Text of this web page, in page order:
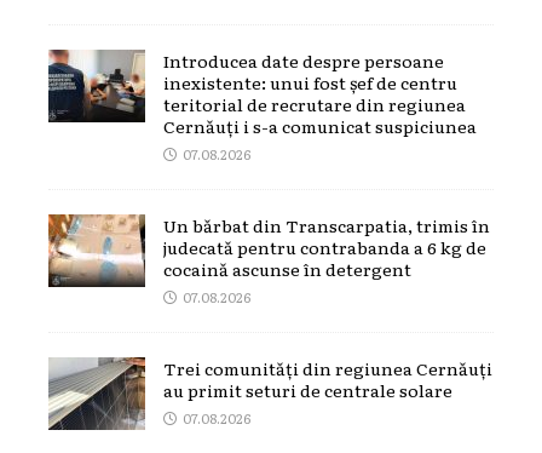
Introducea date despre persoane
inexistente: unui fost șef de centru
teritorial de recrutare din regiunea
Cernăuți i s-a comunicat suspiciunea
07.08.2026
Un bărbat din Transcarpatia, trimis în
judecată pentru contrabanda a 6 kg de
cocaină ascunse în detergent
07.08.2026
Trei comunități din regiunea Cernăuți
au primit seturi de centrale solare
07.08.2026